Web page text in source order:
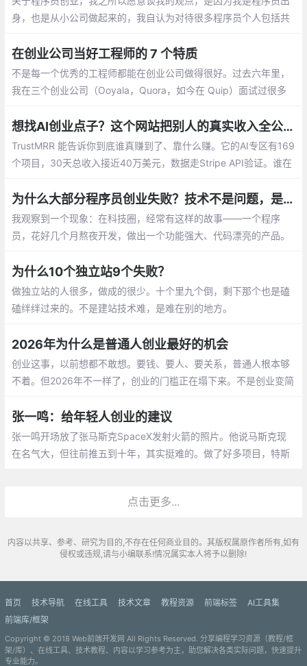
身，也是从小公司做起来的，我自认为对待很多程序员个人包括共
会。首先，我想说的是聪明人不一定能成功
在创业公司当好工程师的 7 个特质
不是每一个优秀的工程师都能在创业公司做得很好。过去六年里，
我在三个创业公司（Ooyala，Quora，如今在 Quip）面试过很多
想找AI创业点子？这个网站把别人的真实收入全公开了
TrustMRR 能告诉你到底谁真赚到了、靠什么赚。它的AI专区有169
个项目，30天总收入接近40万美元，数据走Stripe API验证。谁在
道。
为什么大部分程序员创业失败？技术不是问题，是这5点没想通
我观察到一个现象：在科技圈，经常有这样的故事——一个程序
员，花好几个月熬夜开发，做出一个功能强大、代码漂亮的产品。
为什么10个独立站9个失败？
做独立站的人很多，做成的很少。十个里九个倒，剩下那个也是磕
磕绊绊过来的。不是建站技术难，是难在别的地方。
2026年为什么是普通人创业最好的机会
创业这事，以前想都不敢想。要钱、要人、要关系，普通人根本够
不着。但2026年不一样了，创业的门槛正在塌下来。不是创业变简
人加上AI就能干完。
张一鸣：给年轻人创业的建议
张一鸣开场放了张马斯克SpaceX发射火箭的照片。他说马斯克现
在名气大，但往前推五到十年，其实挺难的。做了好多项目，特斯
点击更多...
内容以共享、参考、研究为目的,不存在任何商业目的。其版权属原作者所有,如有
侵权或违规,请与小编联系!情况属实本人将予以删除!
首页 技术导航 在线工具 技术文章 教程资源 前端标签
AI工具集
前端库/框架